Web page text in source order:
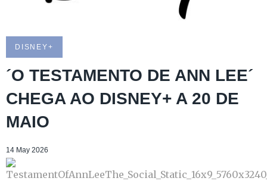
DISNEY+
´O TESTAMENTO DE ANN LEE´
CHEGA AO DISNEY+ A 20 DE
MAIO
14 May 2026